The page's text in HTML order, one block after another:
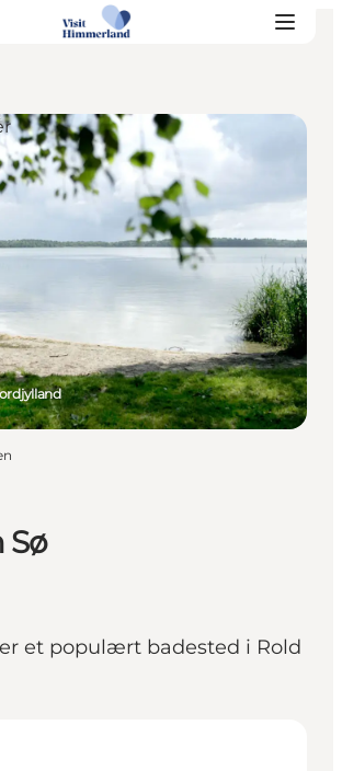
ferie
Sø
et populært badested i Rold